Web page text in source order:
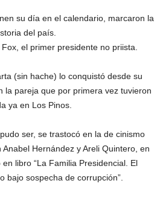
su día en el calendario, marcaron la
del país.
el primer presidente no priista.
(sin hache) lo conquistó desde su
la pareja que por primera vez tuvieron
ya en Los Pinos.
ser, se trastocó en la de cinismo
Hernández y Areli Quintero, en
libro “La Familia Presidencial. El
bajo sospecha de corrupción”.